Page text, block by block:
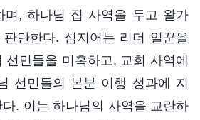
며, 하나님 집 사역을 두고 왈가
단한다. 심지어는 리더 일꾼을
선민들을 미혹하고, 교회 사역에
선민들의 본분 이행 성과에 지
. 이는 하나님의 사역을 교란하